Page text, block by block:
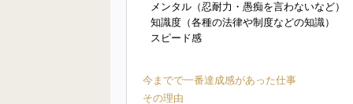
メンタル（忍耐力・愚痴を言わないなど）
知識度（各種の法律や制度などの知識）
スピード感
今までで一番達成感があった仕事
その理由